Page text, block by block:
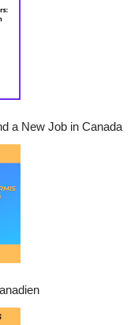
a New Job in Canada